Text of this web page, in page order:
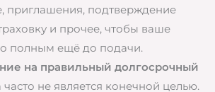
приглашения, подтверждение
и прочее, чтобы ваше
полным ещё до подачи.
на правильный долгосрочный
часто не является конечной целью.